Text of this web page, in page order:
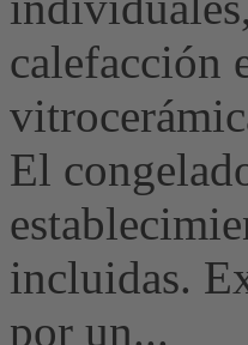
calefacción
El
incluidas.
por un...